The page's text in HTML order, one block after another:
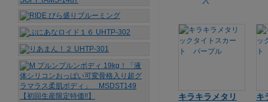
キラキラメタリ
キ